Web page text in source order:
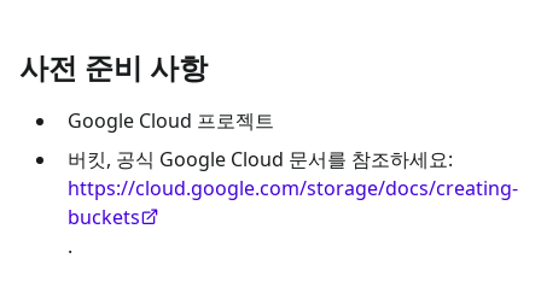
사전 준비 사항
Google Cloud 프로젝트
버킷, 공식 Google Cloud 문서를 참조하세요:
https://cloud.google.com/storage/docs/creating-
buckets
.